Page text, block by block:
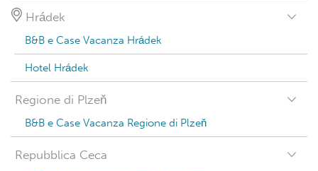
Hrádek
B&B e Case Vacanza Hrádek
Hotel Hrádek
Regione di Plzeň
B&B e Case Vacanza Regione di Plzeň
Repubblica Ceca